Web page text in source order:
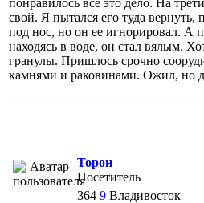
свой. Я пытался его туда вернуть,
под нос, но он ее игнорировал. А
находясь в воде, он стал вялым.
гранулы. Пришлось срочно
камнями и раковинами. Ожил, но
Торон
Посетитель
364 9 Владивосток